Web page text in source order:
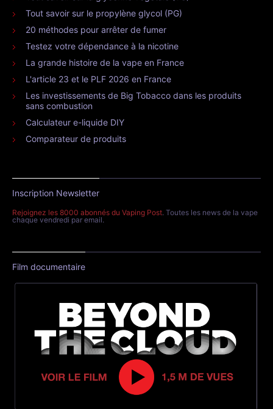
Tout savoir sur le propylène glycol (PG)
20 méthodes pour arrêter de fumer
Testez votre dépendance à la nicotine
La grande histoire de la vape en France
L'article 23 et le PLF 2026 en France
Les investissements de Big Tobacco dans les produits
sans combustion
Calculateur e-liquide DIY
Comparateur de produits
Inscription Newsletter
Rejoignez les 8000 abonnés du Vaping Post. Toutes les news de la vape
chaque vendredi par email.
Film documentaire